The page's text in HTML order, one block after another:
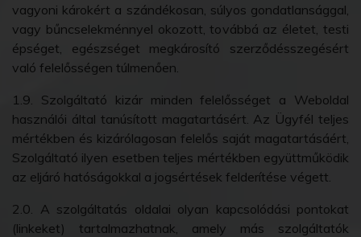
vagyoni károkért a szándékosan, súlyos gondatlansággal,
vagy bűncselekménnyel okozott, továbbá az életet, testi
épséget, egészséget megkárosító szerződésszegésért
való felelősségen túlmenően.
1.9. Szolgáltató kizár minden felelősséget a Weboldal
használói által tanúsított magatartásért. Az Ügyfél teljes
mértékben és kizárólagosan felelős saját magatartásáért,
Szolgáltató ilyen esetben teljes mértékben együttműködik
az eljáró hatóságokkal a jogsértések felderítése végett.
2.0. A szolgáltatás oldalai olyan kapcsolódási pontokat
(linkeket) tartalmazhatnak, amely más szolgáltatók